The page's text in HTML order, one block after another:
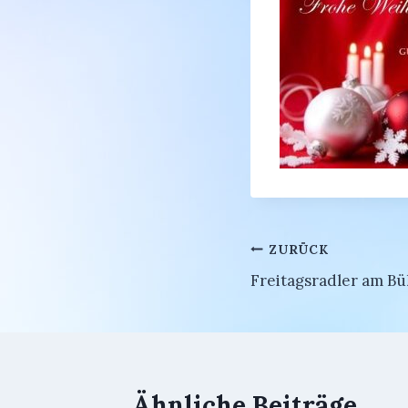
ZURÜCK
Freitagsradler am